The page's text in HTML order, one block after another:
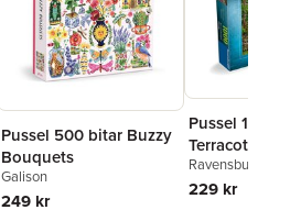
Pussel 500 bitar Buzzy
Bouquets
Galison
249 kr
Pussel 1000
Terracotta
Ravensburger
229 kr